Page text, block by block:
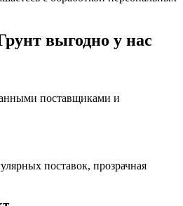
выгодно у нас
поставщиками и
поставок, прозрачная